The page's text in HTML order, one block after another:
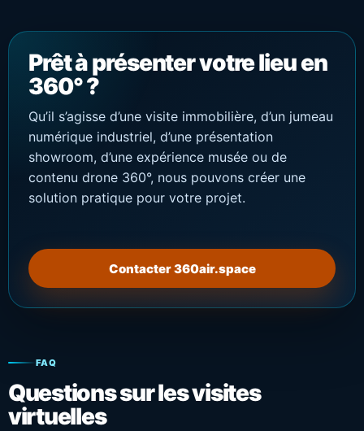
Prêt à présenter votre lieu en
360° ?
Qu’il s’agisse d’une visite immobilière, d’un jumeau
numérique industriel, d’une présentation
showroom, d’une expérience musée ou de
contenu drone 360°, nous pouvons créer une
solution pratique pour votre projet.
Contacter 360air.space
FAQ
Questions sur les visites
virtuelles